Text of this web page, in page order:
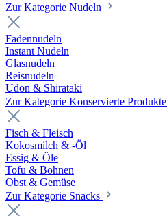
Zur Kategorie Nudeln
Fadennudeln
Instant Nudeln
Glasnudeln
Reisnudeln
Udon & Shirataki
Zur Kategorie Konservierte Produkte
Fisch & Fleisch
Kokosmilch & -Öl
Essig & Öle
Tofu & Bohnen
Obst & Gemüse
Zur Kategorie Snacks